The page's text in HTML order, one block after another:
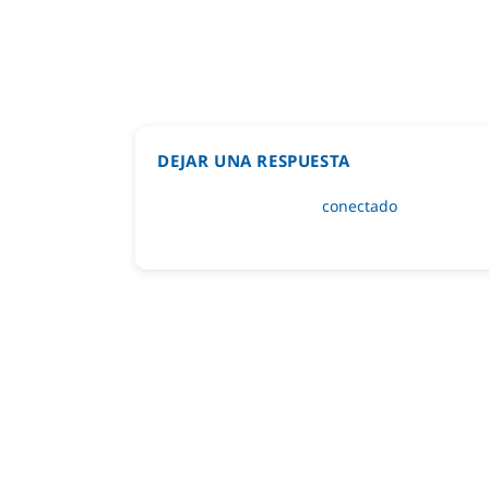
DEJAR UNA RESPUESTA
Lo siento, debes estarconectado